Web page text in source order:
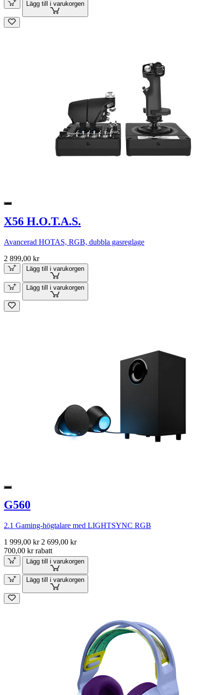
Lägg till i varukorgen
X56 H.O.T.A.S.
Avancerad HOTAS, RGB, dubbla gasreglage
2 899,00 kr
Lägg till i varukorgen
Lägg till i varukorgen
G560
2.1 Gaming-högtalare med LIGHTSYNC RGB
1 999,00 kr 2 699,00 kr
700,00 kr rabatt
Lägg till i varukorgen
Lägg till i varukorgen